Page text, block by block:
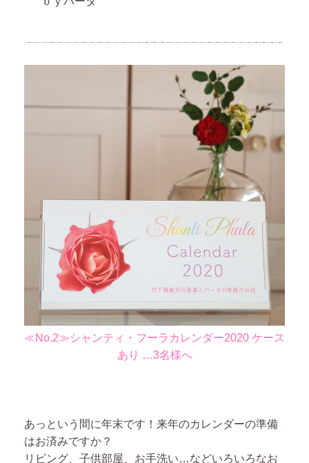
≪No.2≫シャンティ・フーラカレンダー2020 ケース
あり …3名様へ
あっという間に年末です！来年のカレンダーの準備
はお済みですか？
リビング、子供部屋、お手洗い…などいろいろなお